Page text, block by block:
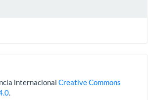
internacionalCreative Commons
.